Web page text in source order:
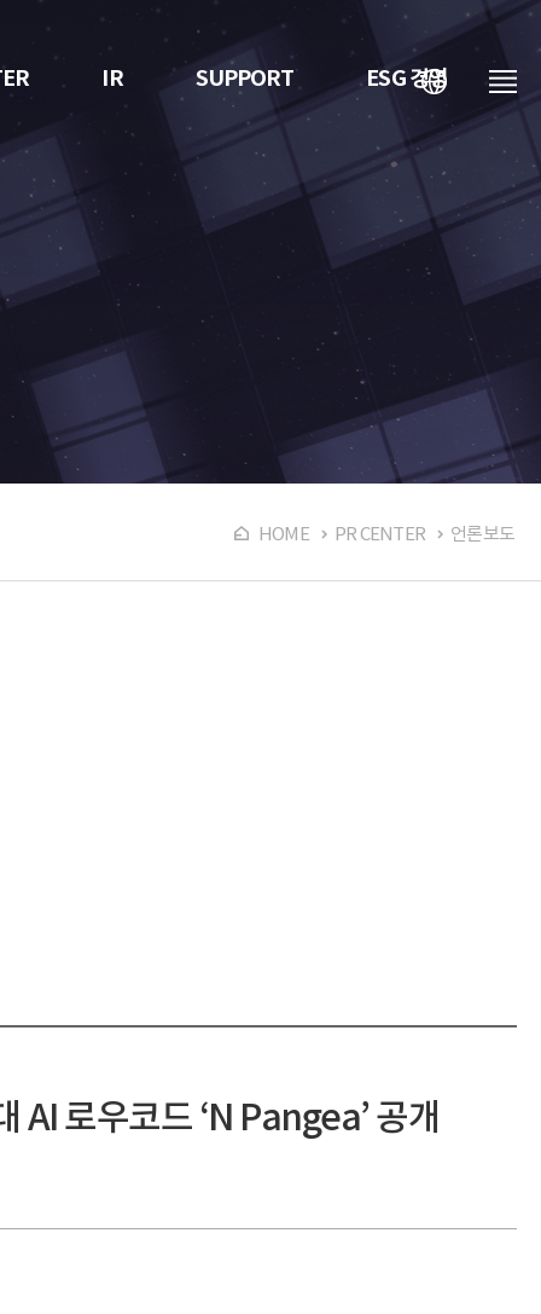
IR SUPPORT ESG 경영
언
어
메
뉴
HOME PR CENTER 언론보도
로우코드 ‘N Pangea’ 공개